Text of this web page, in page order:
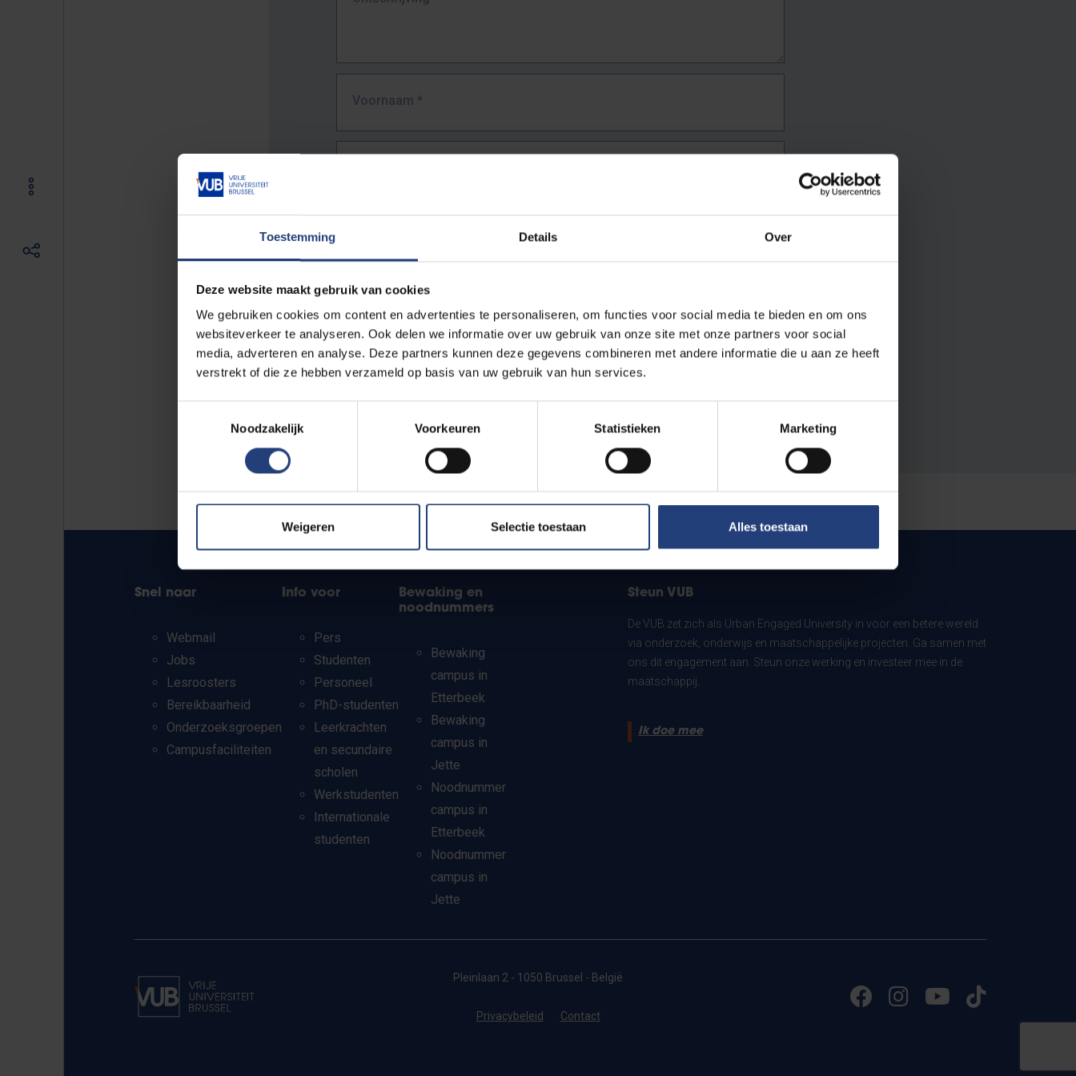
Toestemming Details Over
Deze website maakt gebruik van cookies
We gebruiken cookies om content en advertenties te personaliseren, om functies voor social media te bieden en om ons
websiteverkeer te analyseren. Ook delen we informatie over uw gebruik van onze site met onze partners voor social
media, adverteren en analyse. Deze partners kunnen deze gegevens combineren met andere informatie die u aan ze heeft
verstrekt of die ze hebben verzameld op basis van uw gebruik van hun services.
Noodzakelijk
Voorkeuren Statistieken Marketing
Weigeren Selectie toestaan Alles toestaan
Voornaam *
URL*
De volledige URL van de pagina waar je de fout zag.
Bv. https://www.vub.be/nl/studeren-aan-de-vub/alle-opleidingen
Snel naar
Webmail
Jobs
Lesroosters
Bereikbaarheid
Onderzoeksgroepen
Campusfaciliteiten
Info voor
Pers
Studenten
Personeel
PhD-studenten
Leerkrachten
en secundaire
scholen
Werkstudenten
Internationale
studenten
Bewaking en
noodnummers
Bewaking
campus in
Etterbeek
Bewaking
campus in
Jette
Noodnummer
campus in
Etterbeek
Noodnummer
campus in
Jette
Steun VUB
De VUB zet zich als Urban Engaged University in voor een betere wereld
via onderzoek, onderwijs en maatschappelijke projecten. Ga samen met
ons dit engagement aan. Steun onze werking en investeer mee in de
maatschappij.
Ik doe mee
Pleinlaan 2 - 1050 Brussel - België
Privacybeleid Contact